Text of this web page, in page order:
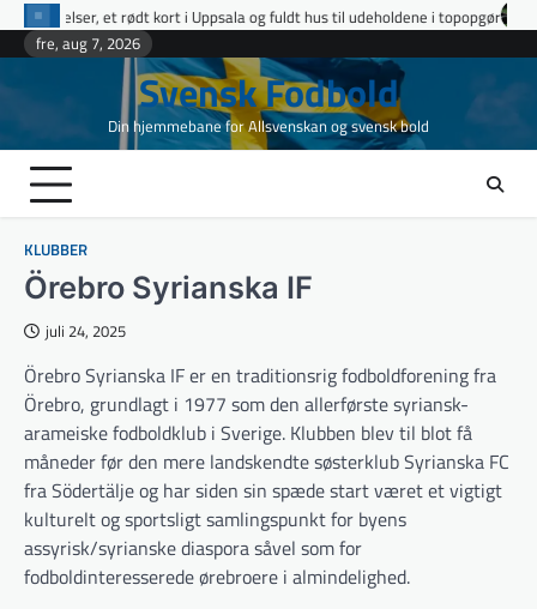
Skipi Uppsala og fuldt hus til udeholdene i topopgør
Ettan Norra runde 9:
fre, aug 7, 2026
Svensk Fodbold
Din hjemmebane for Allsvenskan og svensk bold
KLUBBER
Örebro Syrianska IF
juli 24, 2025
Örebro Syrianska IF er en traditionsrig fodboldforening fra
Örebro, grundlagt i 1977 som den allerførste syriansk-
arameiske fodboldklub i Sverige. Klubben blev til blot få
måneder før den mere landskendte søsterklub Syrianska FC
fra Södertälje og har siden sin spæde start været et vigtigt
kulturelt og sportsligt samlingspunkt for byens
assyrisk/syrianske diaspora såvel som for
fodboldinteresserede ørebroere i almindelighed.